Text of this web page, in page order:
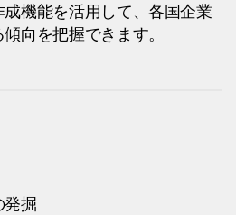
機能を活用して、各国企業
向を把握できます。
発掘